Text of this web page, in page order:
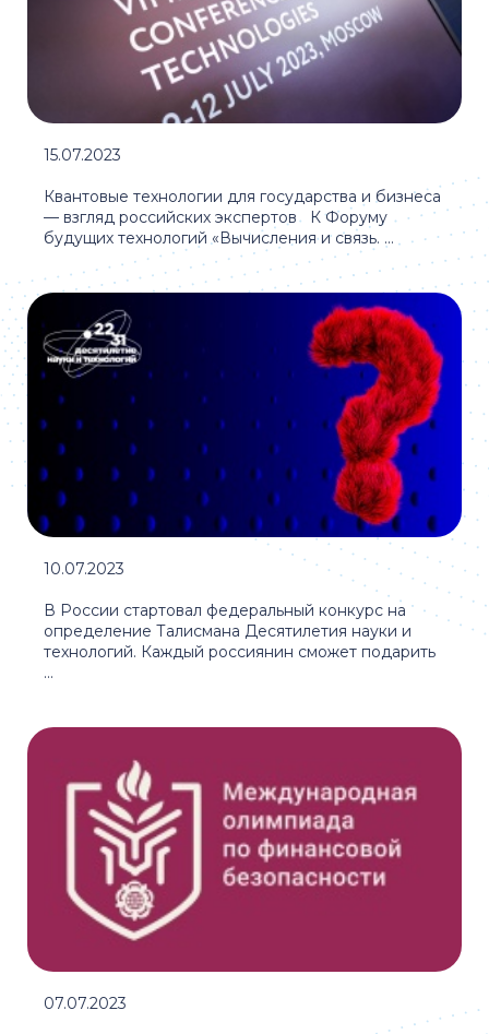
Квантовые технологии для государства и бизнеса
— взгляд российских экспертов К Форуму
будущих технологий «Вычисления и связь. ...
15.07.2023
В России стартовал федеральный конкурс на
определение Талисмана Десятилетия науки и
технологий. Каждый россиянин сможет подарить
...
10.07.2023
07.07.2023